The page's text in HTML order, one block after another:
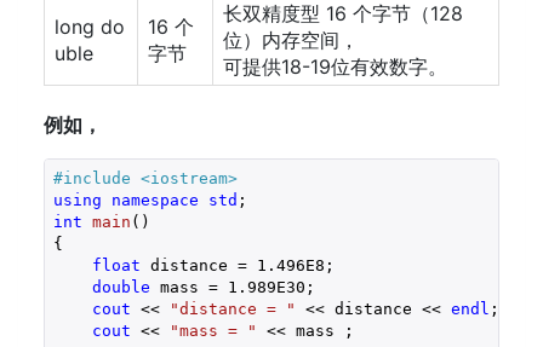
long do
uble
16 个
字节
长双精度型 16 个字节（128
位）内存空间，
可提供18-19位有效数字。
例如，
#include <iostream>
using
namespace std
int main ()
{
float distance = 1.496E8 ;
double mass = 1.989E30 ;
cout << "distance = " << distance << endl ;
cout << "mass = " << mass ;